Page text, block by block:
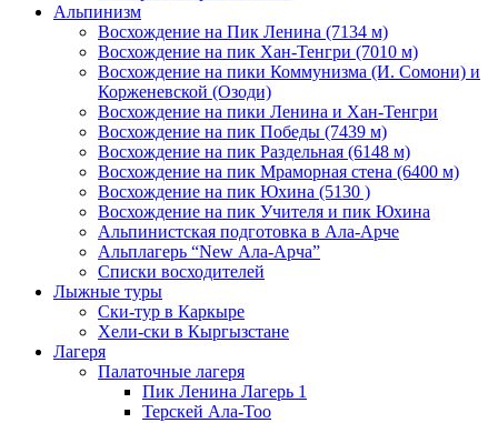
Альпинизм
Восхождение на Пик Ленина (7134 м)
Восхождение на пик Хан-Тенгри (7010 м)
Восхождение на пики Коммунизма (И. Сомони) и
Корженевской (Озоди)
Восхождение на пики Ленина и Хан-Тенгри
Восхождение на пик Победы (7439 м)
Восхождение на пик Раздельная (6148 м)
Восхождение на пик Мраморная стена (6400 м)
Восхождение на пик Юхина (5130 )
Восхождение на пик Учителя и пик Юхина
Альпинистская подготовка в Ала-Арче
Альплагерь “New Ала-Арча”
Списки восходителей
Лыжные туры
Ски-тур в Каркыре
Хели-ски в Кыргызстане
Лагеря
Палаточные лагеря
Пик Ленина Лагерь 1
Терскей Ала-Тоо